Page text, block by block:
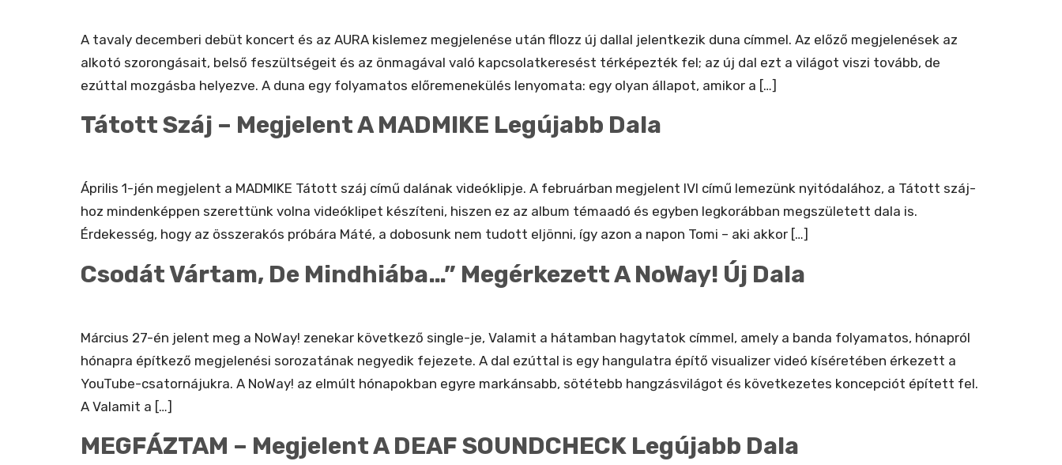
A tavaly decemberi debüt koncert és az AURA kislemez megjelenése után fllozz új dallal jelentkezik duna címmel. Az előző megjelenések az
alkotó szorongásait, belső feszültségeit és az önmagával való kapcsolatkeresést térképezték fel; az új dal ezt a világot viszi tovább, de
ezúttal mozgásba helyezve. A duna egy folyamatos előremenekülés lenyomata: egy olyan állapot, amikor a […]
Tátott Száj – Megjelent A MADMIKE Legújabb Dala
Április 1-jén megjelent a MADMIKE Tátott száj című dalának videóklipje. A februárban megjelent IVI című lemezünk nyitódalához, a Tátott száj-
hoz mindenképpen szerettünk volna videóklipet készíteni, hiszen ez az album témaadó és egyben legkorábban megszületett dala is.
Érdekesség, hogy az összerakós próbára Máté, a dobosunk nem tudott eljönni, így azon a napon Tomi – aki akkor […]
Csodát Vártam, De Mindhiába…” Megérkezett A NoWay! Új Dala
Március 27-én jelent meg a NoWay! zenekar következő single-je, Valamit a hátamban hagytatok címmel, amely a banda folyamatos, hónapról
hónapra építkező megjelenési sorozatának negyedik fejezete. A dal ezúttal is egy hangulatra építő visualizer videó kíséretében érkezett a
YouTube-csatornájukra. A NoWay! az elmúlt hónapokban egyre markánsabb, sötétebb hangzásvilágot és következetes koncepciót épített fel.
A Valamit a […]
MEGFÁZTAM – Megjelent A DEAF SOUNDCHECK Legújabb Dala